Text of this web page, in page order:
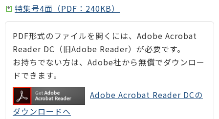
特集号4面（PDF：240KB）
PDF形式のファイルを開くには、Adobe Acrobat
Reader DC（旧Adobe Reader）が必要です。
お持ちでない方は、Adobe社から無償でダウンロー
ドできます。
Adobe Acrobat Reader DCの
ダウンロードへ